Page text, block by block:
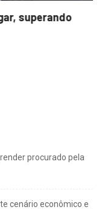
procurado pela
cenário econômico e